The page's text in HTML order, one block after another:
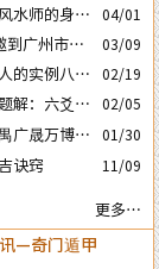
水师的身份
橙网络科技
周年庆典
04/01
到广州市黄
亲戚堪舆住
03/09
的实例八字
的流年运势
02/19
解：六爻占
运势卦象分
02/05
广晟万博中
商业不竞气
01/30
诀窍 11/09
更多…
—奇门遁甲